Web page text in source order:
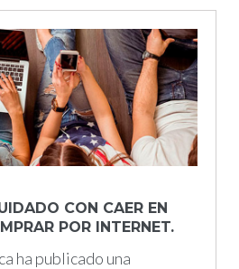
CON CAER EN
POR INTERNET.
ha publicado una